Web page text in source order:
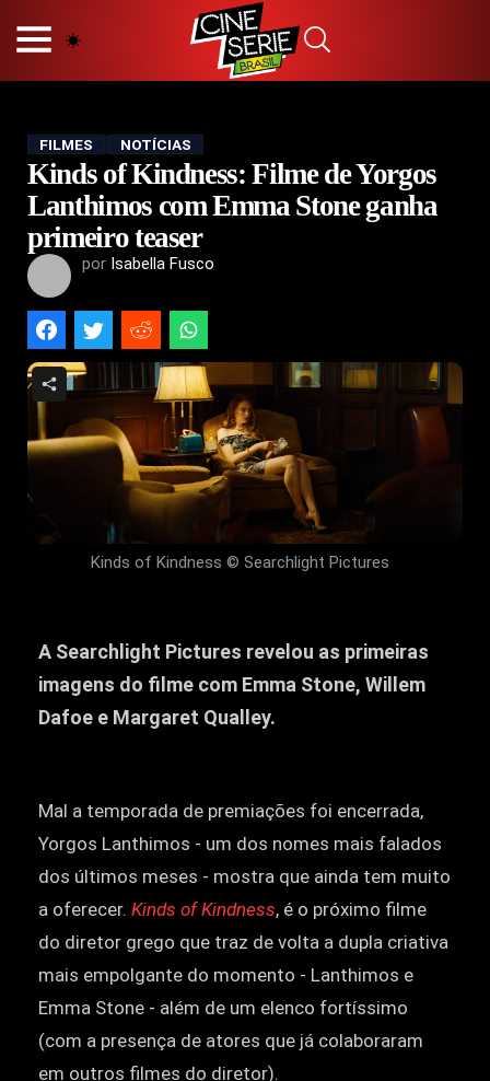
POLÍTICA DE PRIVACIDADE
TERMOS E CONDIÇÕES
CONTATO
Hot
Popular
Tendência
Filmes
Séries
Novelas
FILMES NOTÍCIAS
Kinds of Kindness: Filme de Yorgos
Lanthimos com Emma Stone ganha
primeiro teaser
por Isabella Fusco
Kinds of Kindness © Searchlight Pictures
A Searchlight Pictures revelou as primeiras
imagens do filme com Emma Stone, Willem
Dafoe e Margaret Qualley.
Mal a temporada de premiações foi encerrada,
Yorgos Lanthimos - um dos nomes mais falados
dos últimos meses - mostra que ainda tem muito
a oferecer. Kinds of Kindness, é o próximo filme
do diretor grego que traz de volta a dupla criativa
mais empolgante do momento - Lanthimos e
Emma Stone - além de um elenco fortíssimo
(com a presença de atores que já colaboraram
em outros filmes do diretor).